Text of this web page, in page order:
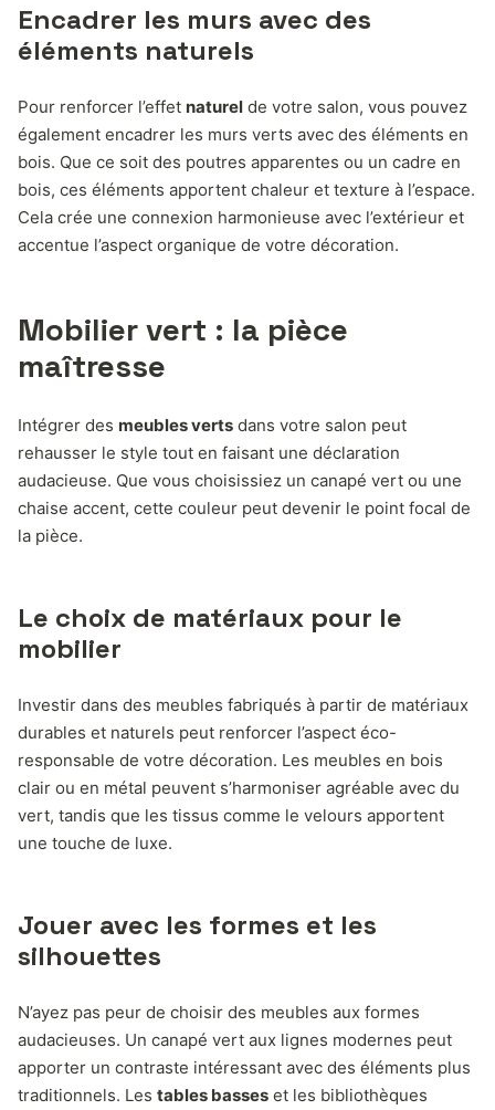
Encadrer les murs avec des
éléments naturels
Pour renforcer l’effet naturel de votre salon, vous pouvez
également encadrer les murs verts avec des éléments en
bois. Que ce soit des poutres apparentes ou un cadre en
bois, ces éléments apportent chaleur et texture à l’espace.
Cela crée une connexion harmonieuse avec l’extérieur et
accentue l’aspect organique de votre décoration.
Mobilier vert : la pièce
maîtresse
Intégrer des meubles verts dans votre salon peut
rehausser le style tout en faisant une déclaration
audacieuse. Que vous choisissiez un canapé vert ou une
chaise accent, cette couleur peut devenir le point focal de
la pièce.
Le choix de matériaux pour le
mobilier
Investir dans des meubles fabriqués à partir de matériaux
durables et naturels peut renforcer l’aspect éco-
responsable de votre décoration. Les meubles en bois
clair ou en métal peuvent s’harmoniser agréable avec du
vert, tandis que les tissus comme le velours apportent
une touche de luxe.
Jouer avec les formes et les
silhouettes
N’ayez pas peur de choisir des meubles aux formes
audacieuses. Un canapé vert aux lignes modernes peut
apporter un contraste intéressant avec des éléments plus
traditionnels. Les tables basses et les bibliothèques